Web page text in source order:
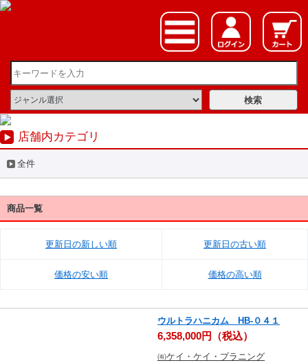
店舗内カテゴリ
全件
商品一覧
更新日の新しい順 更新日の古い順
価格の安い順 価格の高い順
ウルトラハニカム HB-０４１
6,358,000円（税込）
㈲ケイ・ケイ・プラニング